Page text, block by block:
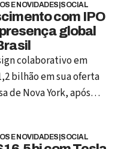
com US$ 12,7
impulsionada pelo
usuários. Atualmente,
e empresas utilizam
vez por semana, um
penetração de
processos corporativos
E NOVIDADES SOCIAL
com IPO
global
colaborativo em
bilhão em sua oferta
de Nova York, após
ações de US$ 25 para
estimado da
E NOVIDADES SOCIAL